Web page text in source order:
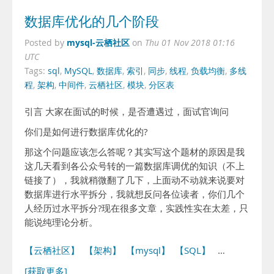
数据库优化的几个阶段
Posted by mysql-云栖社区 on Thu 01 Nov 2018 01:16
UTC
Tags: sql, MySQL, 数据库, 索引 , 同步, 线程, 负载均衡, 多线
程, 架构, 中间件, 云栖社区, 模块, 分区表
引言 大家在面试的时候，是否遭遇过，面试官询问
你们是如何进行数据库优化的?
那这个问题应该怎么答呢？其实写这个题材的原因是我
这几天看到各公众号转的一篇数据库调优的知识（不上
链接了），我就稍微翻了几下，上面动不动就来说要对
数据库进行水平拆分，我就想反问各位读者，你们几个
人经历过水平拆分?现在很多文章，实践性实在太差，只
能说纯理论分析。
【云栖社区】 【架构】 【mysql】 【SQL】
…
[获取更多]